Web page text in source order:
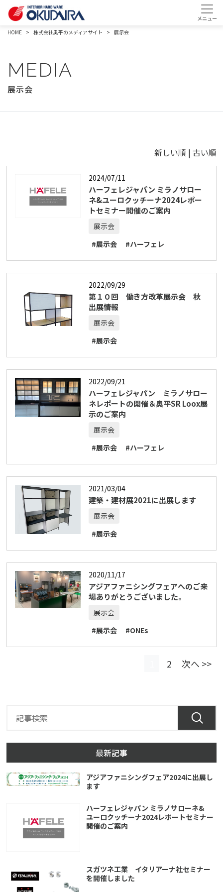
HOME 株式会社奥平のメディアサイト 展示会
MEDIA
展示会
新しい順 | 古い順
2024/07/11
ハーフェレジャパン ミラノサロー
ネ&ユーロクッチーナ2024レポー
トセミナー開催のご案内
展示会
#展示会
#ハーフェレ
2022/09/29
第１０回 働き方改革展示会 秋
出展情報
展示会
#展示会
2022/09/21
ハーフェレジャパン ミラノサロー
ネレポートの開催＆奥平SR Loox展
示のご案内
展示会
#展示会
#ハーフェレ
2021/03/04
建築・建材展2021に出展します
展示会
#展示会
2020/11/17
アジアファニシングフェアへのご来
場ありがとうございました。
展示会
#展示会
#ONEs
2 次へ >>
最新記事
アジアファニシングフェア2024に出展し
ます
ハーフェレジャパン ミラノサローネ&
ユーロクッチーナ2024レポートセミナー
開催のご案内
スガツネ工業 イタリアーナ社セミナー
を開催しました